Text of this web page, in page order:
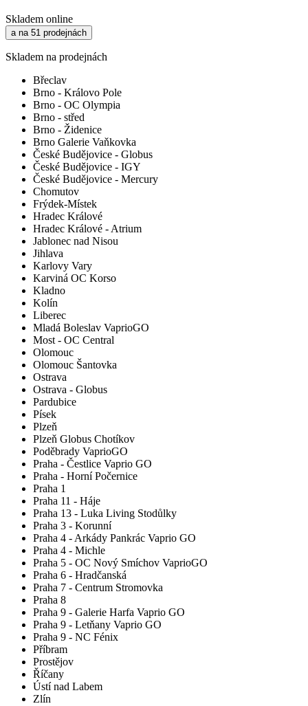
Skladem online
a na 51 prodejnách
Skladem na prodejnách
Břeclav
Brno - Královo Pole
Brno - OC Olympia
Brno - střed
Brno - Židenice
Brno Galerie Vaňkovka
České Budějovice - Globus
České Budějovice - IGY
České Budějovice - Mercury
Chomutov
Frýdek-Místek
Hradec Králové
Hradec Králové - Atrium
Jablonec nad Nisou
Jihlava
Karlovy Vary
Karviná OC Korso
Kladno
Kolín
Liberec
Mladá Boleslav VaprioGO
Most - OC Central
Olomouc
Olomouc Šantovka
Ostrava
Ostrava - Globus
Pardubice
Písek
Plzeň
Plzeň Globus Chotíkov
Poděbrady VaprioGO
Praha - Čestlice Vaprio GO
Praha - Horní Počernice
Praha 1
Praha 11 - Háje
Praha 13 - Luka Living Stodůlky
Praha 3 - Korunní
Praha 4 - Arkády Pankrác Vaprio GO
Praha 4 - Michle
Praha 5 - OC Nový Smíchov VaprioGO
Praha 6 - Hradčanská
Praha 7 - Centrum Stromovka
Praha 8
Praha 9 - Galerie Harfa Vaprio GO
Praha 9 - Letňany Vaprio GO
Praha 9 - NC Fénix
Příbram
Prostějov
Říčany
Ústí nad Labem
Zlín